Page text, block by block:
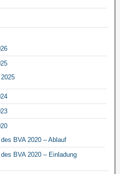
BVA 2020 – Ablauf
BVA 2020 – Einladung